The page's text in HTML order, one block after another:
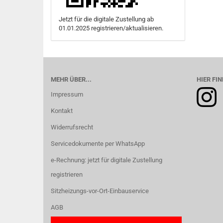
Jetzt für die digitale Zustellung ab
01.01.2025 registrieren/aktualisieren.
MEHR ÜBER...
Impressum
Kontakt
Widerrufsrecht
Servicedokumente per WhatsApp
e-Rechnung: jetzt für digitale Zustellung
registrieren
Sitzheizungs-vor-Ort-Einbauservice
AGB
HIER